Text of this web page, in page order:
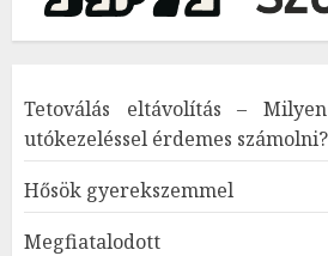
Tetoválás eltávolítás –
utókezeléssel érdemes számolni?
Hősök gyerekszemmel
Megfiatalodott